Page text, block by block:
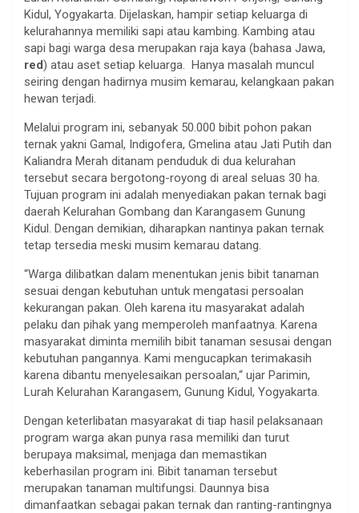
Kidul, Yogyakarta. Dijelaskan, hampir setiap keluarga di
kelurahannya memiliki sapi atau kambing. Kambing atau
sapi bagi warga desa merupakan raja kaya (bahasa Jawa,
red) atau aset setiap keluarga. Hanya masalah muncul
seiring dengan hadirnya musim kemarau, kelangkaan pakan
hewan terjadi.
Melalui program ini, sebanyak 50.000 bibit pohon pakan
ternak yakni Gamal, Indigofera, Gmelina atau Jati Putih dan
Kaliandra Merah ditanam penduduk di dua kelurahan
tersebut secara bergotong-royong di areal seluas 30 ha.
Tujuan program ini adalah menyediakan pakan ternak bagi
daerah Kelurahan Gombang dan Karangasem Gunung
Kidul. Dengan demikian, diharapkan nantinya pakan ternak
tetap tersedia meski musim kemarau datang.
“Warga dilibatkan dalam menentukan jenis bibit tanaman
sesuai dengan kebutuhan untuk mengatasi persoalan
kekurangan pakan. Oleh karena itu masyarakat adalah
pelaku dan pihak yang memperoleh manfaatnya. Karena
masyarakat diminta memilih bibit tanaman sesusai dengan
kebutuhan pangannya. Kami mengucapkan terimakasih
karena dibantu menyelesaikan persoalan,“ ujar Parimin,
Lurah Kelurahan Karangasem, Gunung Kidul, Yogyakarta.
Dengan keterlibatan masyarakat di tiap hasil pelaksanaan
program warga akan punya rasa memiliki dan turut
berupaya maksimal, menjaga dan memastikan
keberhasilan program ini. Bibit tanaman tersebut
merupakan tanaman multifungsi. Daunnya bisa
dimanfaatkan sebagai pakan ternak dan ranting-rantingnya